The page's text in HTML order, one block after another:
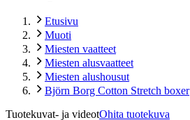
Etusivu
Muoti
Miesten vaatteet
Miesten alusvaatteet
Miesten alushousut
Björn Borg Cotton Stretch boxer
Tuotekuvat- ja videotOhita tuotekuva